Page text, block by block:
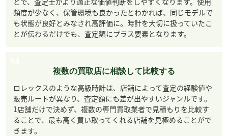
頻度が少なく、保管環境も良かったとわかれば、同じモデルで
も状態が良好とみなされ高評価に。時計を大切に扱っていたこ
とが伝わるだけでも、査定額にプラス要素となります。
複数の買取店に相談して比較する
ロレックスのような高級時計は、店舗によって査定の経験値や
販売ルートが異なり、査定額にも差が出やすいジャンルです。
1店舗だけで決めず、複数の専門買取業者で見積もりを比較す
ることで、最も高く買い取ってくれる店舗を見極めることがで
きます。